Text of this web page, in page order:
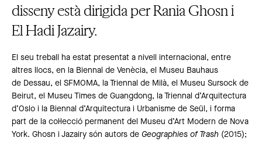
disseny està dirigida per Rania Ghosn i
El Hadi Jazairy.
El seu treball ha estat presentat a nivell internacional, entre
altres llocs, en la Biennal de Venècia, el Museu Bauhaus
de Dessau, el SFMOMA, la Triennal de Milà, el Museu Sursock de
Beirut, el Museu Times de Guangdong, la Triennal d’Arquitectura
d’Oslo i la Biennal d’Arquitectura i Urbanisme de Seül, i forma
part de la col·lecció permanent del Museu d’Art Modern de Nova
York. Ghosn i Jazairy són autors de Geographies of Trash (2015);